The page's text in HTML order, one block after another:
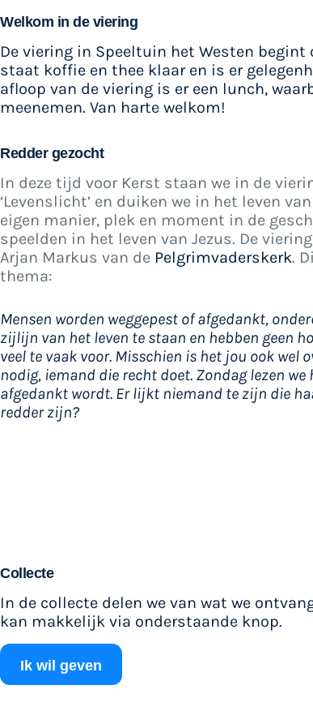
Welkom in de viering
De viering in Speeltuin het Westen begint
staat koffie en thee klaar en is er
afloop van de viering is er een lunch,
meenemen. Van harte welkom!
Redder gezocht
In deze tijd voor Kerst staan we in de
‘Levenslicht’ en duiken we in het leven
eigen manier, plek en moment in de
speelden in het leven van Jezus. De
Arjan Markus van de Pelgrimvaderskerk.
thema:
Mensen worden weggepest of afgedankt,
zijlijn van het leven te staan en hebben geen
veel te vaak voor. Misschien is het jou ook wel
nodig, iemand die recht doet. Zondag lezen we
afgedankt wordt. Er lijkt niemand te zijn die
redder zijn?
Collecte
In de collecte delen we van wat we
kan makkelijk via onderstaande knop.
Ik wil geven